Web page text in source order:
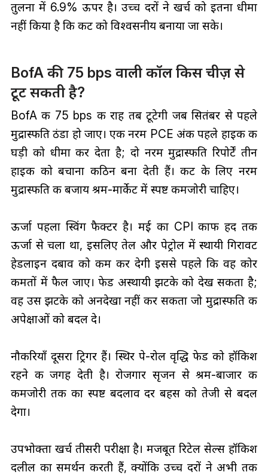
तुलना में 6.9% ऊपर है। उच्च दरों ने खर्च को इतना धीमा
नहीं किया है कि कट को विश्वसनीय बनाया जा सके।
BofA की 75 bps वाली कॉल किस चीज़ से
टूट सकती है?
BofA की 75 bps की राह तब टूटेगी जब सितंबर से पहले
मुद्रास्फीति ठंडा हो जाए। एक नरम PCE अंक पहले हाइक की
घड़ी को धीमा कर देता है; दो नरम मुद्रास्फीति रिपोर्टें तीन
हाइक को बचाना कठिन बना देती हैं। कट के लिए नरम
मुद्रास्फीति की बजाय श्रम-मार्केट में स्पष्ट कमजोरी चाहिए।
ऊर्जा पहला स्विंग फैक्टर है। मई का CPI काफी हद तक
ऊर्जा से चला था, इसलिए तेल और पेट्रोल में स्थायी गिरावट
हेडलाइन दबाव को कम कर देगी इससे पहले कि वह कोर
कीमतों में फैल जाए। फेड अस्थायी झटके को देख सकता है;
वह उस झटके को अनदेखा नहीं कर सकता जो मुद्रास्फीति की
अपेक्षाओं को बदल दे।
नौकरियाँ दूसरा ट्रिगर हैं। स्थिर पे-रोल वृद्धि फेड को हॉकिश
रहने की जगह देती है। रोजगार सृजन से श्रम-बाजार की
कमजोरी तक का स्पष्ट बदलाव दर बहस को तेजी से बदल
देगा।
उपभोक्ता खर्च तीसरी परीक्षा है। मजबूत रिटेल सेल्स हॉकिश
दलील का समर्थन करती हैं, क्योंकि उच्च दरों ने अभी तक